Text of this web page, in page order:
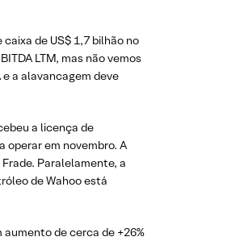
de US$ 1,7 bilhão no
LTM, mas não vemos
a alavancagem deve
a licença de
operar em novembro. A
Paralelamente, a
de Wahoo está
de cerca de +26%